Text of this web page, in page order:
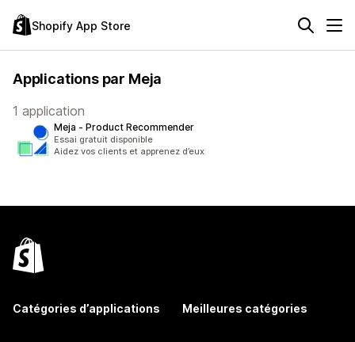
Shopify App Store
Applications par Meja
1 application
Meja ‑ Product Recommender
Essai gratuit disponible
Aidez vos clients et apprenez d’eux
Catégories d’applications Meilleures catégories